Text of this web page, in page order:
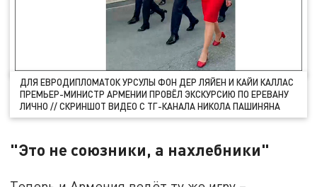
ДЛЯ ЕВРОДИПЛОМАТОК УРСУЛЫ ФОН ДЕР ЛЯЙЕН И КАЙИ КАЛЛАС
ПРЕМЬЕР-МИНИСТР АРМЕНИИ ПРОВЁЛ ЭКСКУРСИЮ ПО ЕРЕВАНУ
ЛИЧНО // СКРИНШОТ ВИДЕО С ТГ-КАНАЛА НИКОЛА ПАШИНЯНА
"Это не союзники, а нахлебники"